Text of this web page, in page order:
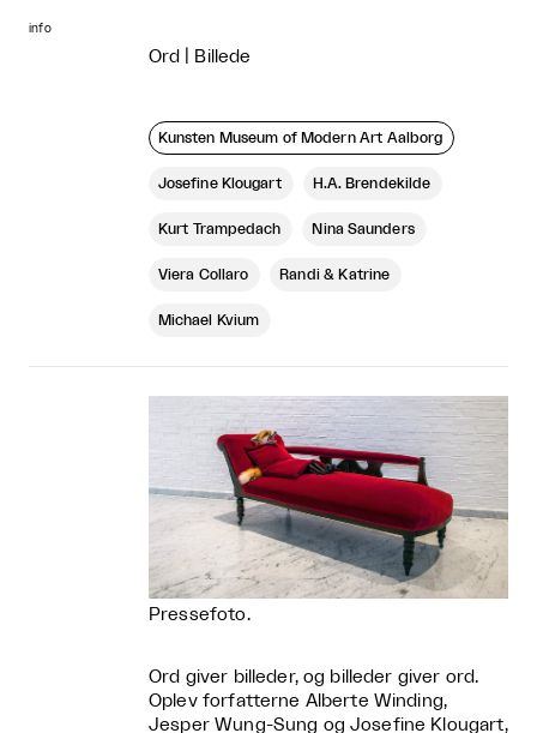
info
Ord | Billede
Kunsten Museum of Modern Art Aalborg
Josefine Klougart H.A. Brendekilde
Kurt Trampedach Nina Saunders
Viera Collaro Randi & Katrine
Michael Kvium
Pressefoto.
Ord giver billeder, og billeder giver ord.
Oplev forfatterne Alberte Winding,
Jesper Wung-Sung og Josefine Klougart,